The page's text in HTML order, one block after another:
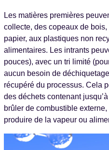
Les matières premières
collecte, des copeaux de
papier, aux plastiques non
alimentaires. Les intrants
pouces), avec un tri limité
aucun besoin de
récupéré du processus. Cela
des déchets contenant
brûler de combustible
produire de la vapeur ou